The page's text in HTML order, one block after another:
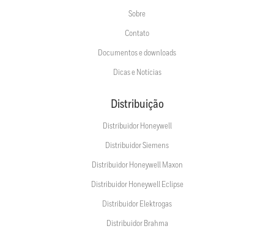
Sobre
Contato
Documentos e downloads
Dicas e Notícias
Distribuição
Distribuidor Honeywell
Distribuidor Siemens
Distribuidor Honeywell Maxon
Distribuidor Honeywell Eclipse
Distribuidor Elektrogas
Distribuidor Brahma